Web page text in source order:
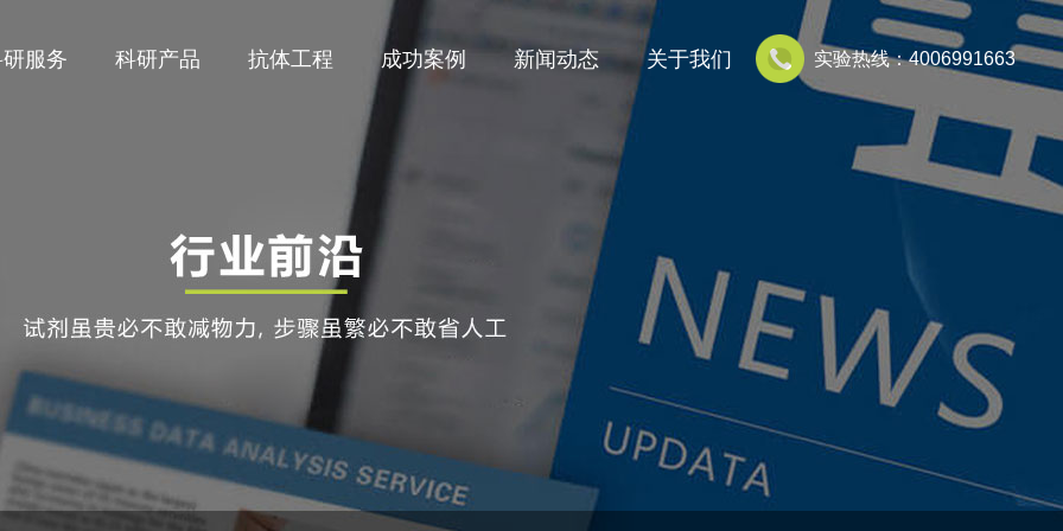
实验热线：4006991663
服务 科研产品 抗体工程 成功案例 新闻动态 关于我们